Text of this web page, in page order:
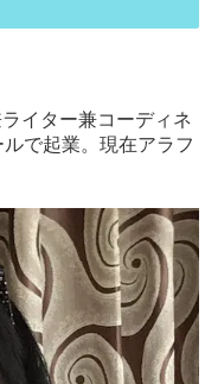
イター兼コーディネ
で起業。現在アラフ